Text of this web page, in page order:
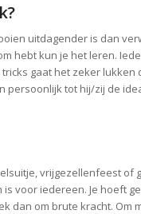
uitdagender is dan
hebt kun je het leren.
gaat het zeker lukken
persoonlijk tot hij/zij de
vrijgezellenfeest of
voor iedereen. Je hoeft
dan om brute kracht. Om